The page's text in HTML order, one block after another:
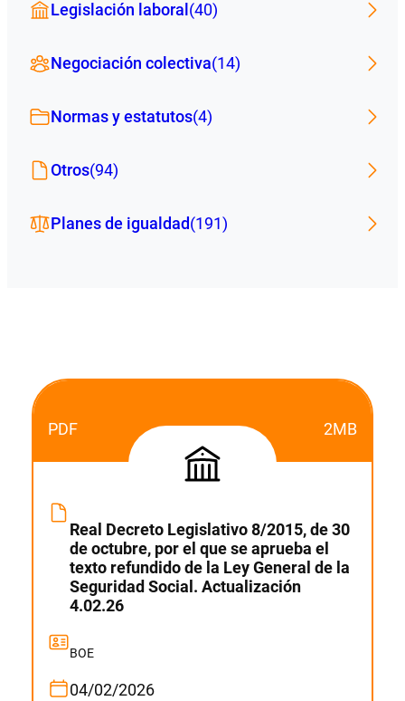
Legislación laboral (40)
Negociación colectiva(14)
Normas y estatutos(4)
Otros(94)
Planes de igualdad(191)
PDF 2MB
Real Decreto Legislativo 8/2015, de 30
de octubre, por el que se aprueba el
texto refundido de la Ley General de la
Seguridad Social. Actualización
4.02.26
BOE
04/02/2026